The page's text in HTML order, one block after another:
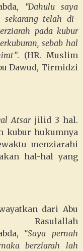
“Dahulu saya
sekarang telah di-
pada kubur
sebab hal
. (HR. Muslim
Dawud, Tirmidzi
Atsarjilid 3 hal.
kubur hukumnya
menziarahi
hal-hal yang
dari Abu
“Saya pernah
berziarah lah